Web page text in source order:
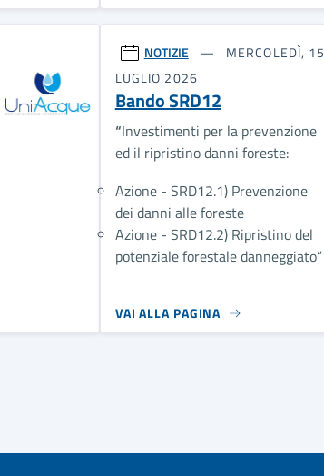
NOTIZIE
MERCOLEDÌ, 15
LUGLIO 2026
Bando SRD12
“Investimenti per la prevenzione
ed il ripristino danni foreste:
Azione - SRD12.1) Prevenzione
dei danni alle foreste
Azione - SRD12.2) Ripristino del
potenziale forestale danneggiato”
VAI ALLA PAGINA